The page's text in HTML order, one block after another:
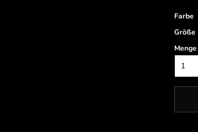
Farbe
Größe
Menge